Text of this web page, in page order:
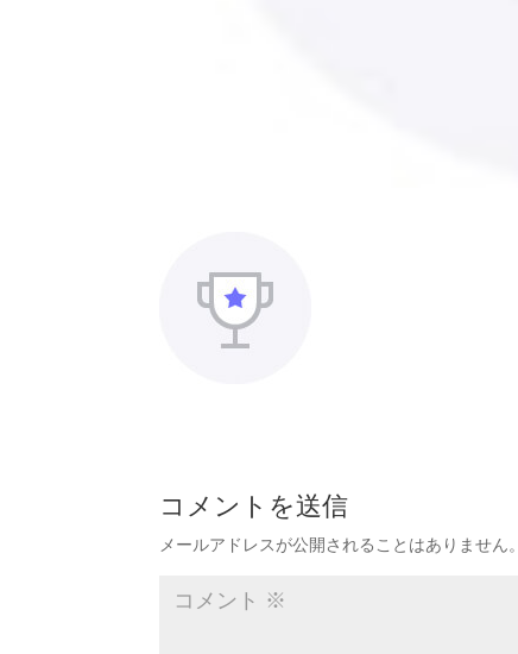
コメントを送信
メールアドレスが公開されることはありません。